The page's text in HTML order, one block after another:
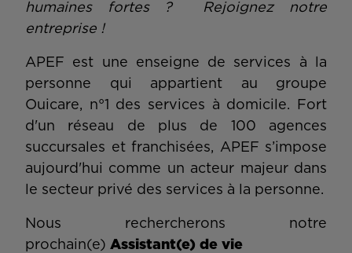
humaines fortes ? Rejoignez notre
entreprise !
APEF est une enseigne de services à la
personne qui appartient au groupe
Ouicare, n°1 des services à domicile. Fort
d'un réseau de plus de 100 agences
succursales et franchisées, APEF s’impose
aujourd'hui comme un acteur majeur dans
le secteur privé des services à la personne.
Nous rechercherons notre
prochain(e) Assistant(e) de vie